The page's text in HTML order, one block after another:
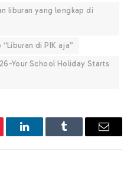
liburan yang lengkap di
di PIK aja”
Your School Holiday Starts
LinkedInTumblr Email